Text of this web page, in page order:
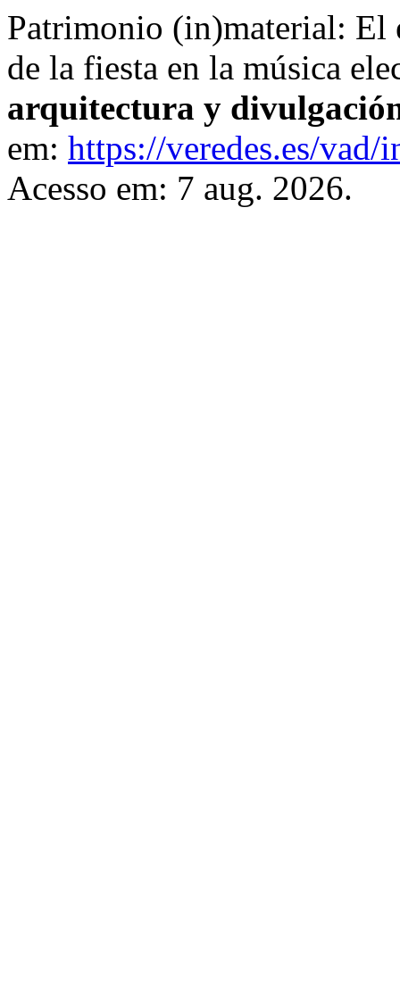
Patrimonio (in)material: El
de la fiesta en la música
arquitectura y
em: https://veredes.es/
Acesso em: 7 aug. 2026.